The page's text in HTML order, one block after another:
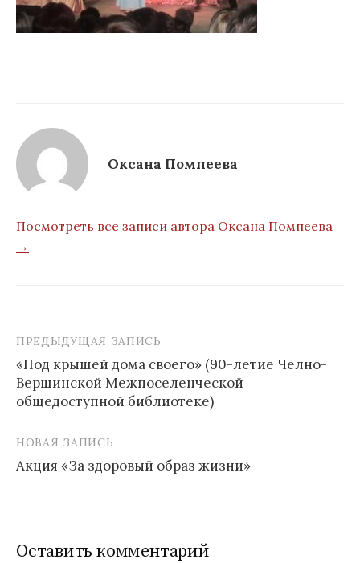
Оксана Помпеева
Посмотреть все записи автора Оксана Помпеева
→
Навигация
по
записям
ПРЕДЫДУЩАЯ ЗАПИСЬ
«Под крышей дома своего» (90-летие Челно-
Вершинской Межпоселенческой
общедоступной библиотеке)
НОВАЯ ЗАПИСЬ
Акция «За здоровый образ жизни»
Оставить комментарий